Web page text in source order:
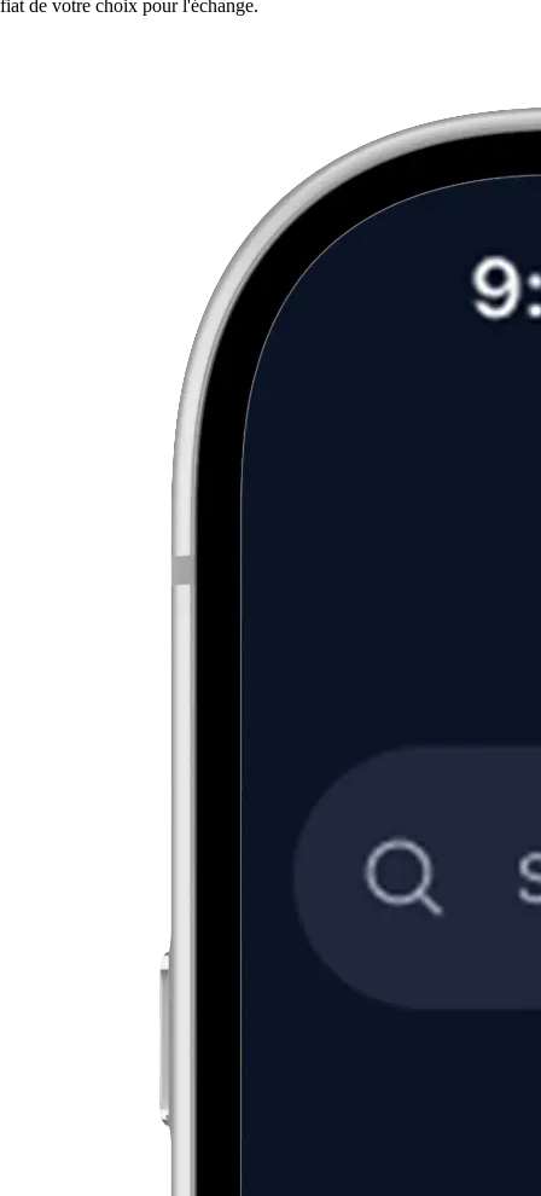
fiat de votre choix pour l'échange.